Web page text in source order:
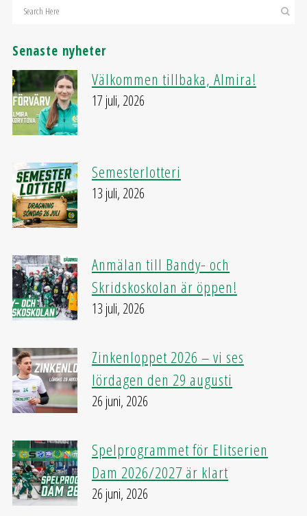
Senaste nyheter
Välkommen tillbaka, Almira!
17 juli, 2026
Semesterlotteri
13 juli, 2026
Anmälan till Bandy- och
Skridskoskolan är öppen!
13 juli, 2026
Zinkenloppet 2026 – vi ses
lördagen den 29 augusti
26 juni, 2026
Spelprogrammet för Elitserien
Dam 2026/2027 är klart
26 juni, 2026